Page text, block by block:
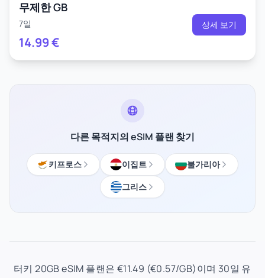
무제한 GB
7일
14.99€
상세 보기
다른 목적지의 eSIM 플랜 찾기
키프로스 이집트
불가리아
그리스
터키 20GB eSIM 플랜은 €11.49 (€0.57/GB)이며 30일 유